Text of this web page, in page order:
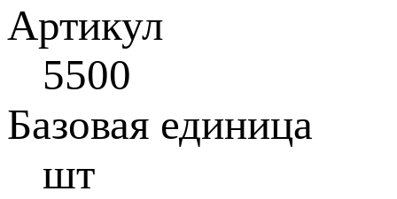
Артикул
5500
Базовая единица
шт